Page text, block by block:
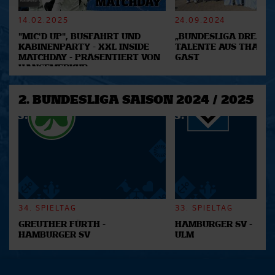
Abschnitt Einzelheiten
Wir verwenden Cookies, um Inhalte und Anzeigen zu
personalisieren, Funktionen für soziale Medien anbieten
zu können und die Zugriffe auf unsere Website zu
Verwendung unserer Website an unsere Partner für
soziale Medien, Werbung und Analysen weiter. Unsere
Partner führen diese Informationen möglicherweise mit
14.02.2025
"MIC'D UP", BUSFAHRT UND
KABINENPARTY - XXL INSIDE
MATCHDAY - PRÄSENTIERT VON
HANSEMERKUR
24.09.2024
„BUNDESLIGA DREAM
TALENTE AUS
GAST
2. BUNDESLIGA SAISON 2024 / 2025
34. SPIELTAG
GREUTHER FÜRTH -
HAMBURGER SV
33. SPIELTAG
HAMBURGER SV -
ULM